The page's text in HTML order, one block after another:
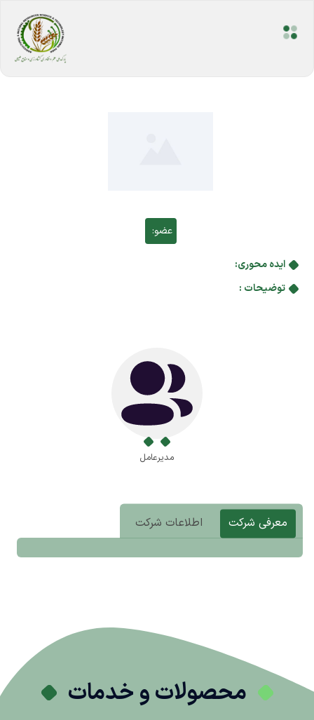
عضو:
ایده محوری:
توضیحات :
مدیرعامل
معرفی شرکت اطلاعات شرکت
محصولات و خدمات